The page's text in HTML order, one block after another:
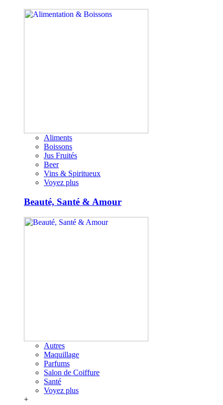
Aliments
Boissons
Jus Fruités
Beer
Vins & Spiritueux
Voyez plus
Beauté, Santé & Amour
Autres
Maquillage
Parfums
Salon de Coiffure
Santé
Voyez plus
+